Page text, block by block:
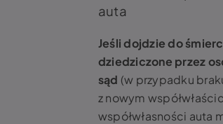
auta
Jeśli dojdzie do
dziedziczone przez
sąd (w przypadku
z nowym
współwłasności auta